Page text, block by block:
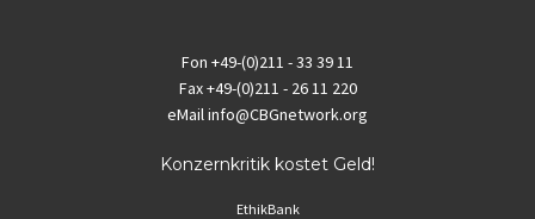
Fon +49-(0)211 - 33 39 11
Fax+49-(0)211 - 26 11 220
eMailinfo@CBGnetwork.org
Konzernkritik kostet Geld!
EthikBank